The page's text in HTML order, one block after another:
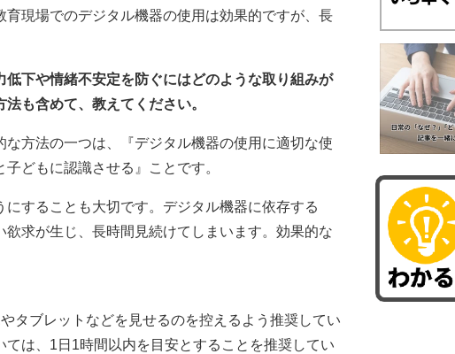
現場でのデジタル機器の使用は効果的ですが、長
下や情緒不安定を防ぐにはどのような取り組みが
も含めて、教えてください。
方法の一つは、『デジタル機器の使用に適切な使
どもに認識させる』ことです。
することも大切です。デジタル機器に依存する
求が生じ、長時間見続けてしまいます。効果的な
タブレットなどを見せるのを控えるよう推奨してい
は、1日1時間以内を目安とすることを推奨してい